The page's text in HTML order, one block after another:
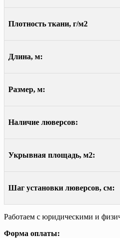
Плотность ткани, г/м2
Длина, м:
Размер, м:
Наличие люверсов:
Укрывная площадь, м2:
Шаг установки люверсов, см:
Работаем с юридическими и
Форма оплаты: